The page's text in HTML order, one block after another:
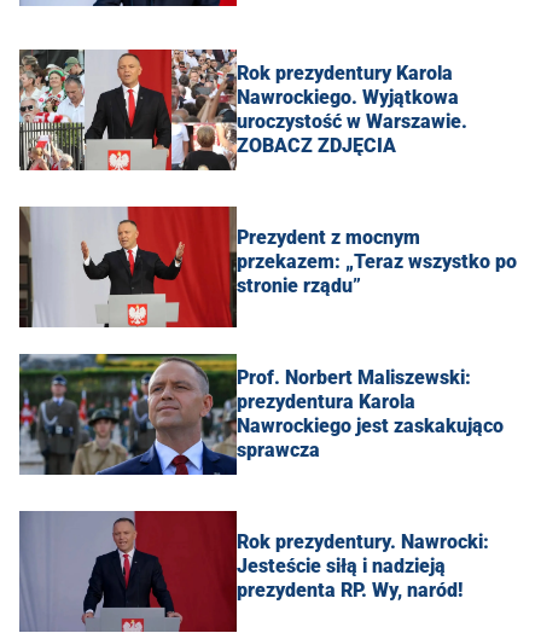
Rok prezydentury Karola
Nawrockiego. Wyjątkowa
uroczystość w Warszawie.
ZOBACZ ZDJĘCIA
Prezydent z mocnym
przekazem: „Teraz wszystko po
stronie rządu”
Prof. Norbert Maliszewski:
prezydentura Karola
Nawrockiego jest zaskakująco
sprawcza
Rok prezydentury. Nawrocki:
Jesteście siłą i nadzieją
prezydenta RP. Wy, naród!